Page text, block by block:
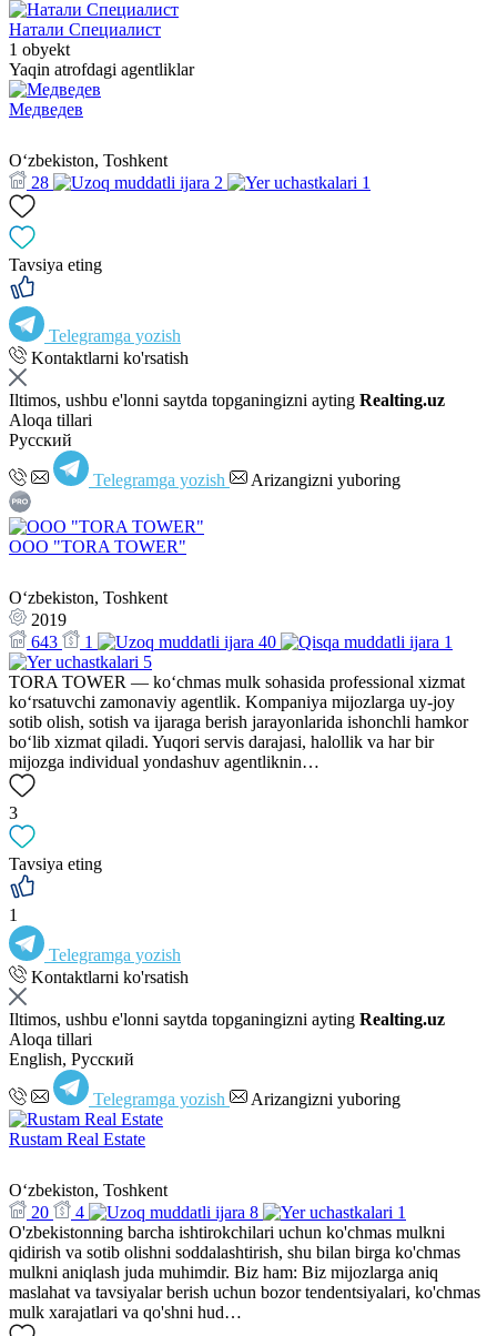
Натали Специалист
1 obyekt
Yaqin atrofdagi agentliklar
Медведев
Oʻzbekiston, Toshkent
28
2 1
Tavsiya eting
Telegramga yozish
Kontaktlarni ko'rsatish
Iltimos, ushbu e'lonni saytda topganingizni ayting Realting.uz
Aloqa tillari
Русский
Telegramga yozish Arizangizni yuboring
OOO "TORA TOWER"
Oʻzbekiston, Toshkent
2019
643
1 40
1
5
TORA TOWER — ko‘chmas mulk sohasida professional xizmat
ko‘rsatuvchi zamonaviy agentlik. Kompaniya mijozlarga uy-joy
sotib olish, sotish va ijaraga berish jarayonlarida ishonchli hamkor
bo‘lib xizmat qiladi. Yuqori servis darajasi, halollik va har bir
mijozga individual yondashuv agentliknin…
3
Tavsiya eting
1
Telegramga yozish
Kontaktlarni ko'rsatish
Iltimos, ushbu e'lonni saytda topganingizni ayting Realting.uz
Aloqa tillari
English, Русский
Telegramga yozish Arizangizni yuboring
Rustam Real Estate
Oʻzbekiston, Toshkent
20
4 8
1
O'zbekistonning barcha ishtirokchilari uchun ko'chmas mulkni
qidirish va sotib olishni soddalashtirish, shu bilan birga ko'chmas
mulkni aniqlash juda muhimdir. Biz ham: Biz mijozlarga aniq
maslahat va tavsiyalar berish uchun bozor tendentsiyalari, ko'chmas
mulk xarajatlari va qo'shni hud…